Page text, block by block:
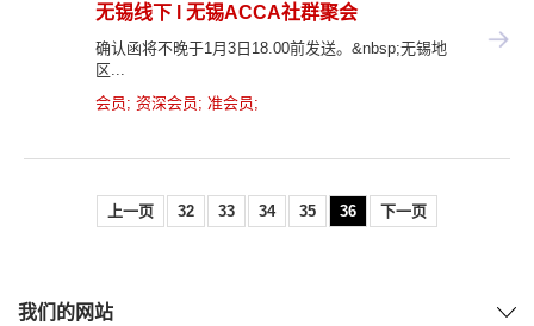
无锡线下 l 无锡ACCA社群聚会
确认函将不晚于1月3日18.00前发送。&nbsp;无锡地
区...
会员; 资深会员; 准会员;
上一页 32 33 34 35 36 下一页
我们的网站